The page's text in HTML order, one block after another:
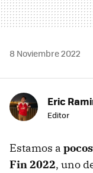
8 Noviembre 2022
Eric
Editor
Estamos a
Fin 2022, uno